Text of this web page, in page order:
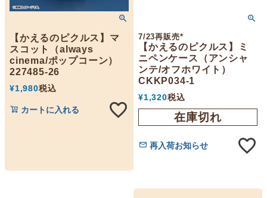
【かえるのピクルス】マ
スコット（always
cinema/ポップコーン）
227485-26
¥1,980税込
カートに入れる
7/23再販売*
【かえるのピクルス】ミ
ニペンケース（アンシャ
ンテ/オフホワイト）
CKKP034-1
¥1,320税込
在庫切れ
再入荷お知らせ